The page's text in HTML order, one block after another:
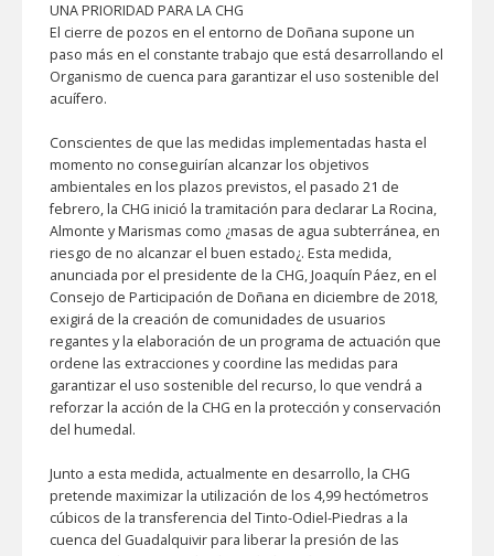
UNA PRIORIDAD PARA LA CHG
El cierre de pozos en el entorno de Doñana supone un
paso más en el constante trabajo que está desarrollando el
Organismo de cuenca para garantizar el uso sostenible del
acuífero.
Conscientes de que las medidas implementadas hasta el
momento no conseguirían alcanzar los objetivos
ambientales en los plazos previstos, el pasado 21 de
febrero, la CHG inició la tramitación para declarar La Rocina,
Almonte y Marismas como ¿masas de agua subterránea, en
riesgo de no alcanzar el buen estado¿. Esta medida,
anunciada por el presidente de la CHG, Joaquín Páez, en el
Consejo de Participación de Doñana en diciembre de 2018,
exigirá de la creación de comunidades de usuarios
regantes y la elaboración de un programa de actuación que
ordene las extracciones y coordine las medidas para
garantizar el uso sostenible del recurso, lo que vendrá a
reforzar la acción de la CHG en la protección y conservación
del humedal.
Junto a esta medida, actualmente en desarrollo, la CHG
pretende maximizar la utilización de los 4,99 hectómetros
cúbicos de la transferencia del Tinto-Odiel-Piedras a la
cuenca del Guadalquivir para liberar la presión de las